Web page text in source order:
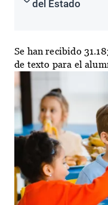
del Estado
Se han recibido
de texto para el